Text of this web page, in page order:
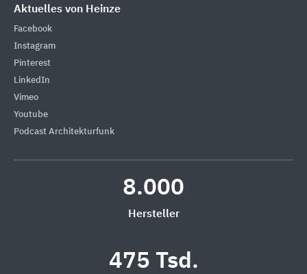
Aktuelles von Heinze
Facebook
Instagram
Pinterest
LinkedIn
Vimeo
Youtube
Podcast Architekturfunk
8.000
Hersteller
475 Tsd.